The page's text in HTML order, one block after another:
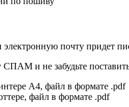
почту придет
СПАМ и не забудьте
А4, файл в формате .pdf
файл в формате .pdf